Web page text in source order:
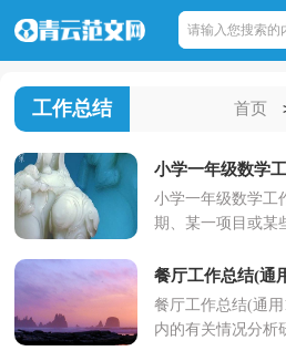
工作总结 首页
小学一年级数学
小学一年级数学工
期、某一项目或某
教训和一些规律性
餐厅工作总结(通
餐厅工作总结(通
内的有关情况分析